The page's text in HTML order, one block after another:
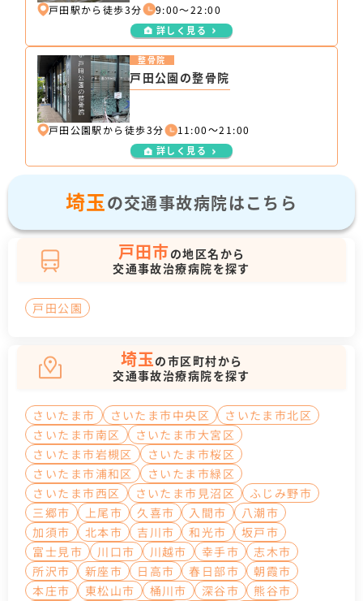
戸田駅から徒歩3分 9:00〜22:00
詳しく見る
戸田公園の整骨院
整骨院
戸田公園駅から徒歩3分 11:00～21:00
詳しく見る
埼玉の交通事故病院はこちら
戸田市の地区名から
交通事故治療病院を探す
戸田公園
埼玉の市区町村から
交通事故治療病院を探す
さいたま市 さいたま市中央区
さいたま市北区
さいたま市南区
さいたま市大宮区
さいたま市岩槻区
さいたま市桜区
さいたま市浦和区
さいたま市緑区
さいたま市西区
さいたま市見沼区
ふじみ野市
三郷市
上尾市 久喜市 入間市
八潮市
加須市
北本市 吉川市 和光市
坂戸市
富士見市
川口市 川越市 幸手市
志木市
所沢市
新座市 日高市 春日部市
朝霞市
本庄市
東松山市 桶川市 深谷市
熊谷市